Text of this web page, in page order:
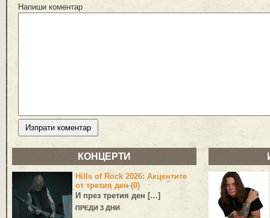
Напиши коментар
КОНЦЕРТИ
Hills of Rock 2026: Акцентите
от третия ден (0)
И през третия ден […]
ПРЕДИ 3 ДНИ